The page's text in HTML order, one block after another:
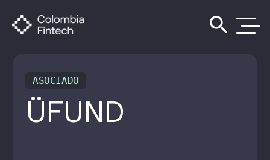
search
ASOCIADO
ÜFUND